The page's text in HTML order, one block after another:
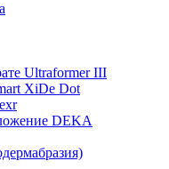
Ultraformer III
XiDe Dot
DEKA